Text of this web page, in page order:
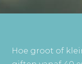
Hoe groot of